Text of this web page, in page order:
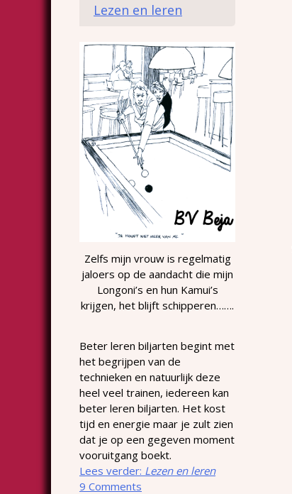
Lezen en leren
Zelfs mijn vrouw is regelmatig
jaloers op de aandacht die mijn
Longoni’s en hun Kamui’s
krijgen, het blijft schipperen…….
Beter leren biljarten begint met
het begrijpen van de
technieken en natuurlijk deze
heel veel trainen, iedereen kan
beter leren biljarten. Het kost
tijd en energie maar je zult zien
dat je op een gegeven moment
vooruitgang boekt.
Lees verder: Lezen en leren
9 Comments